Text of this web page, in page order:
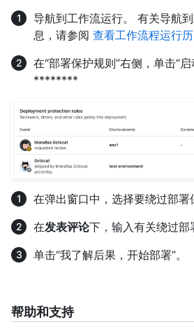
导航到工作流运行。 有关导航
息，请参阅 查看工作流程运行
在“部署保护规则”右侧，单击“启
********
在弹出窗口中，选择要绕过部署
在发表评论下，输入有关绕过部
单击“我了解后果，开始部署”。
帮助和支持